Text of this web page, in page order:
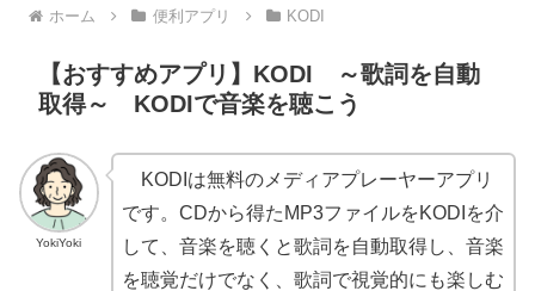
ホーム 便利アプリ KODI
【おすすめアプリ】KODI ～歌詞を自動
取得～ KODIで音楽を聴こう
YokiYoki
KODIは無料のメディアプレーヤーアプリ
です。CDから得たMP3ファイルをKODIを介
して、音楽を聴くと歌詞を自動取得し、音楽
を聴覚だけでなく、歌詞で視覚的にも楽しむ